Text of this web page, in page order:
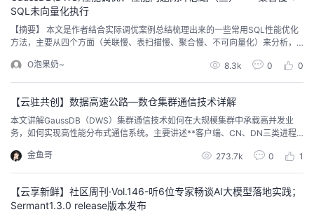
SQL未向量化执行
【摘要】 本文是作者结合实际调优案例总结梳理出来的一些常用SQL性能优化
方法，主要从四个方面（关联慢、表扫描慢、聚合慢、不可向量化）来分析，
内容：聚合慢、不可向量化
O泡果奶~ 8.3k 0 0
【云驻共创】数据高速公路—数仓集群通信技术详解
本文讲解GaussDB（DWS）集群通信技术如何在大规模集群中承载高并发业
务，如何实现高性能分布式通信系统。主要讲述**客户端、CN、DN三类进程
金鱼哥
273.7k 0 1
【云享新鲜】社区周刊·Vol.146-听6位专家畅谈AI大模型落地实践；
Sermant1.3.0 release版本发布